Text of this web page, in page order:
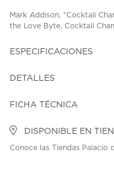
Mark Addison, "Cocktail
the Love Byte, Cocktail
ESPECIFICACIONES
DETALLES
FICHA TÉCNICA
DISPONIBLE EN
Conoce las Tiendas Palacio